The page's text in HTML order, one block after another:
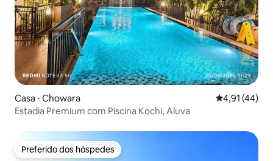
Casa ⋅ Chowara 4,91 de uma
4,91 (44)
Estadia Premium com Piscina Kochi, Aluva
Preferido dos hóspedes
Preferido dos hóspedes